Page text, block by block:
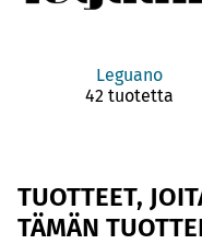
Leguano
42 tuotetta
TUOTTEET,
TÄMÄN